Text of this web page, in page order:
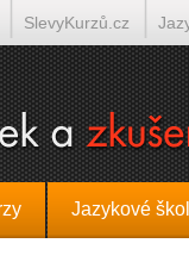
Jazykové
SlevyKurzů.cz
Tlumočení-